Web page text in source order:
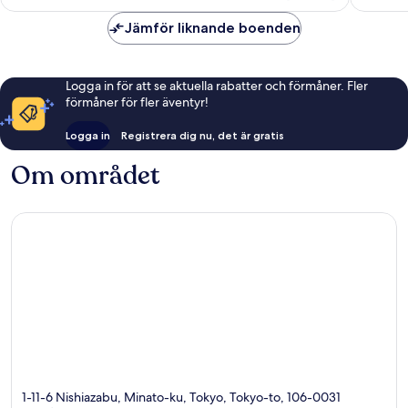
1 643 kr
Jämför liknande boenden
Logga in för att se aktuella rabatter och förmåner. Fler
förmåner för fler äventyr!
Logga in Registrera dig nu, det är gratis
Om området
1-11-6 Nishiazabu, Minato-ku, Tokyo, Tokyo-to, 106-0031